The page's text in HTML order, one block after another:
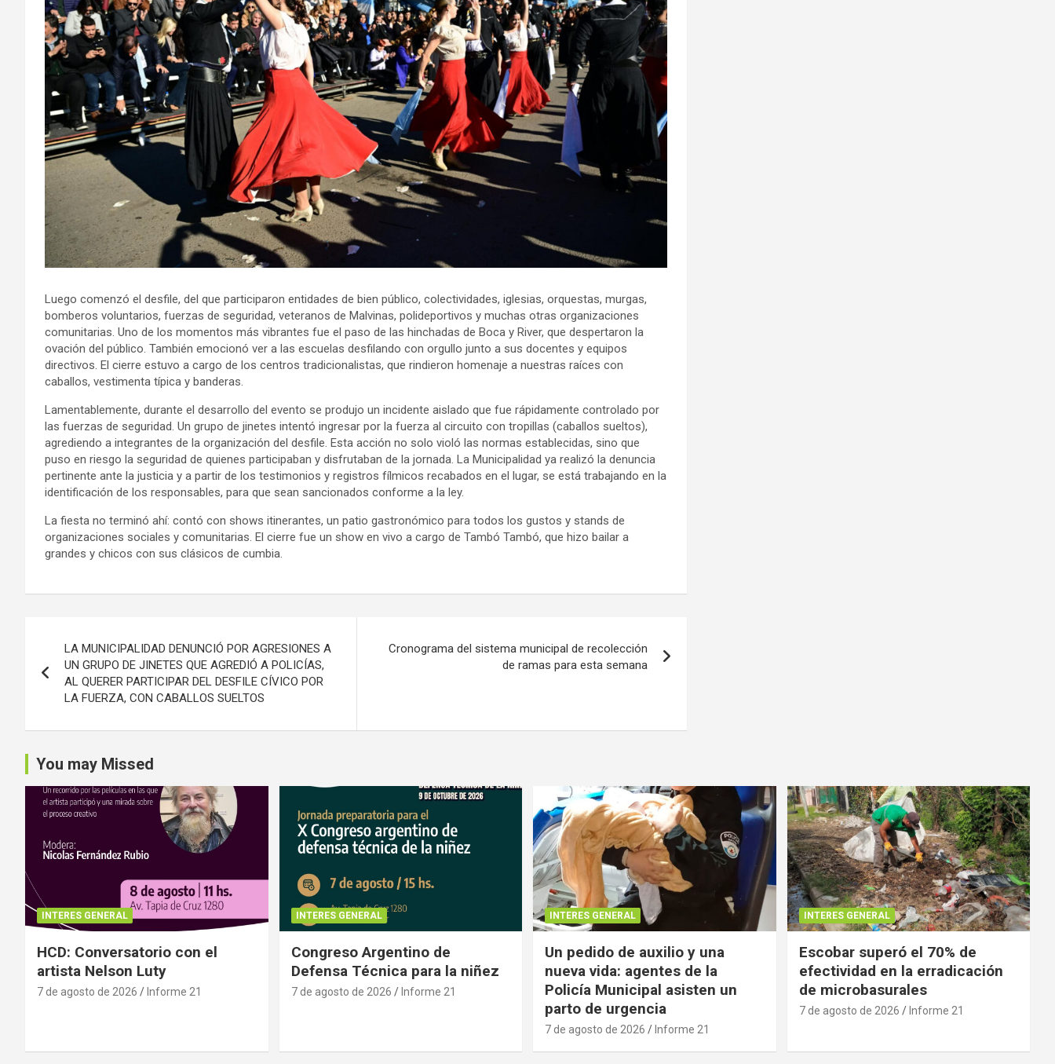
Luego comenzó el desfile, del que participaron entidades de bien público, colectividades, iglesias, orquestas, murgas,
bomberos voluntarios, fuerzas de seguridad, veteranos de Malvinas, polideportivos y muchas otras organizaciones
comunitarias. Uno de los momentos más vibrantes fue el paso de las hinchadas de Boca y River, que despertaron la
ovación del público. También emocionó ver a las escuelas desfilando con orgullo junto a sus docentes y equipos
directivos. El cierre estuvo a cargo de los centros tradicionalistas, que rindieron homenaje a nuestras raíces con
caballos, vestimenta típica y banderas.
Lamentablemente, durante el desarrollo del evento se produjo un incidente aislado que fue rápidamente controlado por
las fuerzas de seguridad. Un grupo de jinetes intentó ingresar por la fuerza al circuito con tropillas (caballos sueltos),
agrediendo a integrantes de la organización del desfile. Esta acción no solo violó las normas establecidas, sino que
puso en riesgo la seguridad de quienes participaban y disfrutaban de la jornada. La Municipalidad ya realizó la denuncia
pertinente ante la justicia y a partir de los testimonios y registros fílmicos recabados en el lugar, se está trabajando en la
identificación de los responsables, para que sean sancionados conforme a la ley.
La fiesta no terminó ahí: contó con shows itinerantes, un patio gastronómico para todos los gustos y stands de
organizaciones sociales y comunitarias. El cierre fue un show en vivo a cargo de Tambó Tambó, que hizo bailar a
grandes y chicos con sus clásicos de cumbia.
de
entradas
LA MUNICIPALIDAD DENUNCIÓ POR AGRESIONES A
UN GRUPO DE JINETES QUE AGREDIÓ A POLICÍAS,
AL QUERER PARTICIPAR DEL DESFILE CÍVICO POR
LA FUERZA, CON CABALLOS SUELTOS
Cronograma del sistema municipal de recolección
de ramas para esta semana
You may Missed
INTERES GENERAL
HCD: Conversatorio con el
artista Nelson Luty
7 de agosto de 2026 Informe 21
INTERES GENERAL
Congreso Argentino de
Defensa Técnica para la niñez
7 de agosto de 2026 Informe 21
INTERES GENERAL
Un pedido de auxilio y una
nueva vida: agentes de la
Policía Municipal asisten un
parto de urgencia
7 de agosto de 2026 Informe 21
INTERES GENERAL
Escobar superó el 70% de
efectividad en la erradicación
de microbasurales
7 de agosto de 2026 Informe 21